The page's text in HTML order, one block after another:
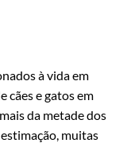
à vida em
cães e gatos em
da metade dos
muitas